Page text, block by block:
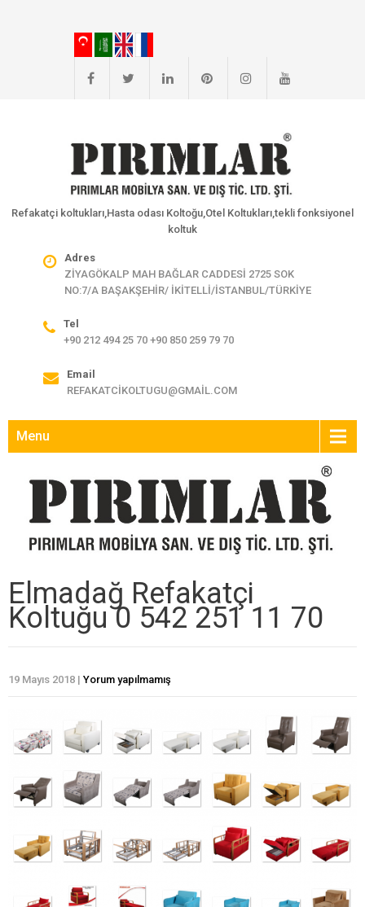
Refakatçi koltukları,Hasta odası Koltoğu,Otel Koltukları,tekli fonksiyonel
koltuk
Adres
ZİYAGÖKALP MAH BAĞLAR CADDESİ 2725 SOK
NO:7/A BAŞAKŞEHİR/ İKİTELLİ/İSTANBUL/TÜRKİYE
Tel
+90 212 494 25 70 +90 850 259 79 70
Email
REFAKATCIKOLTUGU@GMAIL.COM
Menu
Elmadağ Refakatçi
Koltuğu 0 542 251 11 70
19 Mayıs 2018 | Yorum yapılmamış